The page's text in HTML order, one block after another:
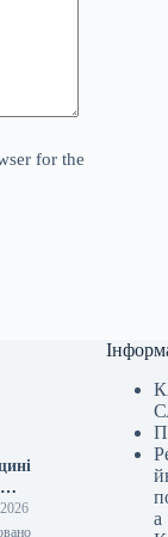
for the
а